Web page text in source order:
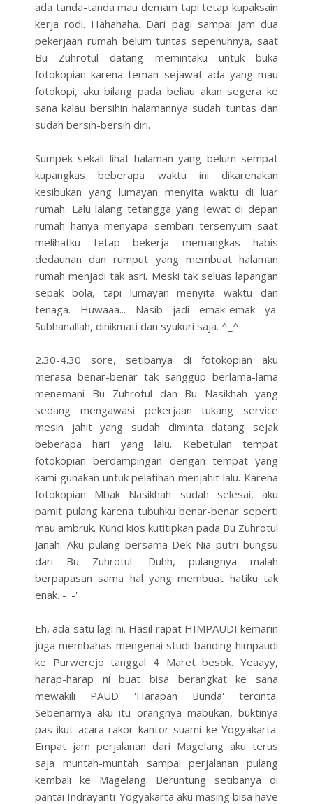
ada tanda-tanda mau demam tapi tetap kupaksain
kerja rodi. Hahahaha. Dari pagi sampai jam dua
pekerjaan rumah belum tuntas sepenuhnya, saat
Bu Zuhrotul datang memintaku untuk buka
fotokopian karena teman sejawat ada yang mau
fotokopi, aku bilang pada beliau akan segera ke
sana kalau bersihin halamannya sudah tuntas dan
sudah bersih-bersih diri.
Sumpek sekali lihat halaman yang belum sempat
kupangkas beberapa waktu ini dikarenakan
kesibukan yang lumayan menyita waktu di luar
rumah. Lalu lalang tetangga yang lewat di depan
rumah hanya menyapa sembari tersenyum saat
melihatku tetap bekerja memangkas habis
dedaunan dan rumput yang membuat halaman
rumah menjadi tak asri. Meski tak seluas lapangan
sepak bola, tapi lumayan menyita waktu dan
tenaga. Huwaaa... Nasib jadi emak-emak ya.
Subhanallah, dinikmati dan syukuri saja. ^_^
2.30-4.30 sore, setibanya di fotokopian aku
merasa benar-benar tak sanggup berlama-lama
menemani Bu Zuhrotul dan Bu Nasikhah yang
sedang mengawasi pekerjaan tukang service
mesin jahit yang sudah diminta datang sejak
beberapa hari yang lalu. Kebetulan tempat
fotokopian berdampingan dengan tempat yang
kami gunakan untuk pelatihan menjahit lalu. Karena
fotokopian Mbak Nasikhah sudah selesai, aku
pamit pulang karena tubuhku benar-benar seperti
mau ambruk. Kunci kios kutitipkan pada Bu Zuhrotul
Janah. Aku pulang bersama Dek Nia putri bungsu
dari Bu Zuhrotul. Duhh, pulangnya malah
berpapasan sama hal yang membuat hatiku tak
enak. -_-'
Eh, ada satu lagi ni. Hasil rapat HIMPAUDI kemarin
juga membahas mengenai studi banding himpaudi
ke Purwerejo tanggal 4 Maret besok. Yeaayy,
harap-harap ni buat bisa berangkat ke sana
mewakili PAUD 'Harapan Bunda' tercinta.
Sebenarnya aku itu orangnya mabukan, buktinya
pas ikut acara rakor kantor suami ke Yogyakarta.
Empat jam perjalanan dari Magelang aku terus
saja muntah-muntah sampai perjalanan pulang
kembali ke Magelang. Beruntung setibanya di
pantai Indrayanti-Yogyakarta aku masing bisa have